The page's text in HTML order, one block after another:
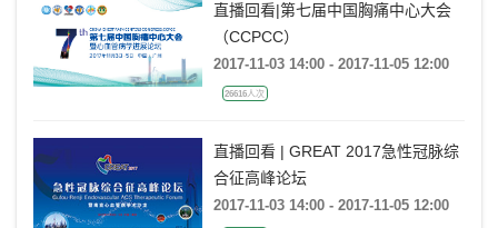
直播回看|第七届中国胸痛中心大会
（CCPCC）
2017-11-03 14:00 - 2017-11-05 12:00
26616人次
直播回看 | GREAT 2017急性冠脉综
合征高峰论坛
2017-11-03 14:00 - 2017-11-05 12:00